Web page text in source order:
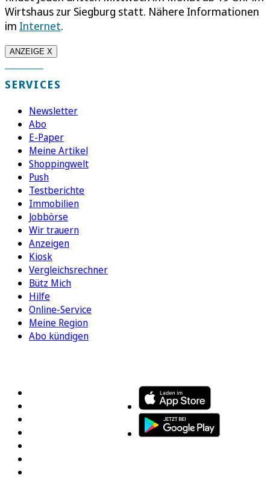
Wirtshaus zur Siegburg statt. Nähere Informationen
im Internet.
ANZEIGE X
SERVICES
Newsletter
Abo
E-Paper
Meine Artikel
Shoppingwelt
Push
Testberichte
Immobilien
Jobbörse
Wir trauern
Anzeigen
Kiosk
Vergleichsrechner
Bütz Mich
Hilfe
Online-Service
Meine Region
Abo kündigen